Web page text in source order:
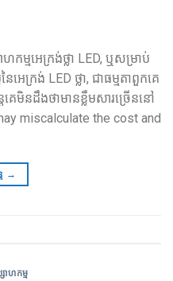
កម្មអេក្រង់ថ្លា LED, ឬសម្រាប់
ក្រង់ LED ថ្លា, ជាធម្មតាពួកគេ
គេ​មិន​ដឹង​ថា​មាន​ខ្លឹមសារ​ច្រើន​នៅ​
miscalculate the cost and
→
ាហកម្ម